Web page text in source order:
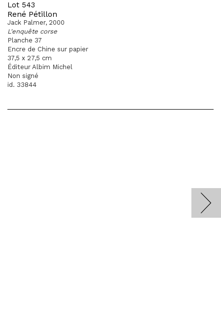
Lot 543
René Pétillon
Jack Palmer, 2000
L'enquête corse
Planche 37
Encre de Chine sur papier
37,5 x 27,5 cm
Éditeur Albim Michel
Non signé
id. 33844